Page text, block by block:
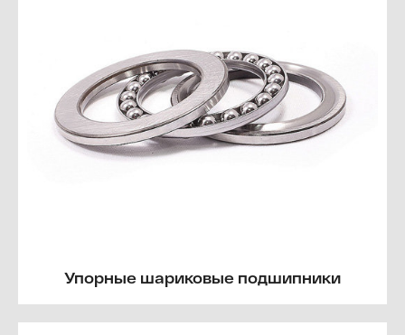
Упорные шариковые подшипники